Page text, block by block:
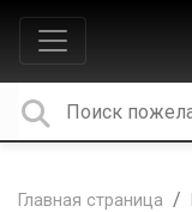
Главная страница